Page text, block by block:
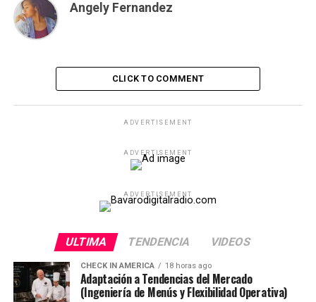
Angely Fernandez
CLICK TO COMMENT
ADVERTISEMENT
ADVERTISEMENT
ADVERTISEMENT
ULTIMA TENDENCIA VIDEOS
CHECK IN AMERICA 18 horas ago
Adaptación a Tendencias del Mercado
(Ingeniería de Menús y Flexibilidad Operativa)